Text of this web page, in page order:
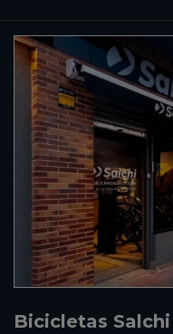
Bicicletas Salchi